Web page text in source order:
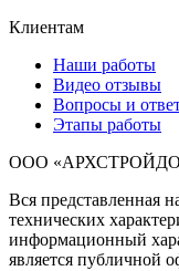
Клиентам
Наши работы
Видео отзывы
Вопросы и
Этапы работы
ООО
Вся представленная
технических
информационный
является публичной